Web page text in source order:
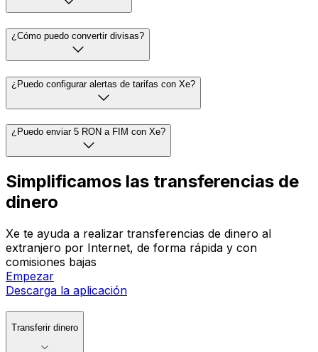
¿Cómo puedo convertir divisas?
¿Puedo configurar alertas de tarifas con Xe?
¿Puedo enviar 5 RON a FIM con Xe?
Simplificamos las transferencias de
dinero
Xe te ayuda a realizar transferencias de dinero al
extranjero por Internet, de forma rápida y con
comisiones bajas
Empezar
Descarga la aplicación
Transferir dinero